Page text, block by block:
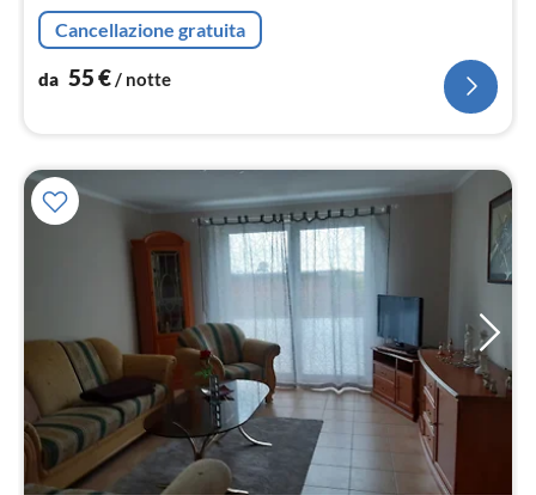
Cancellazione gratuita
da 55€/ notte